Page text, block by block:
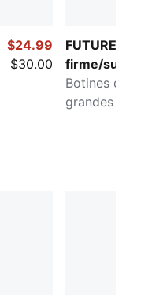
$24.99
$30.00
FUTURE 8
firme/suelo
Botines de
grandes